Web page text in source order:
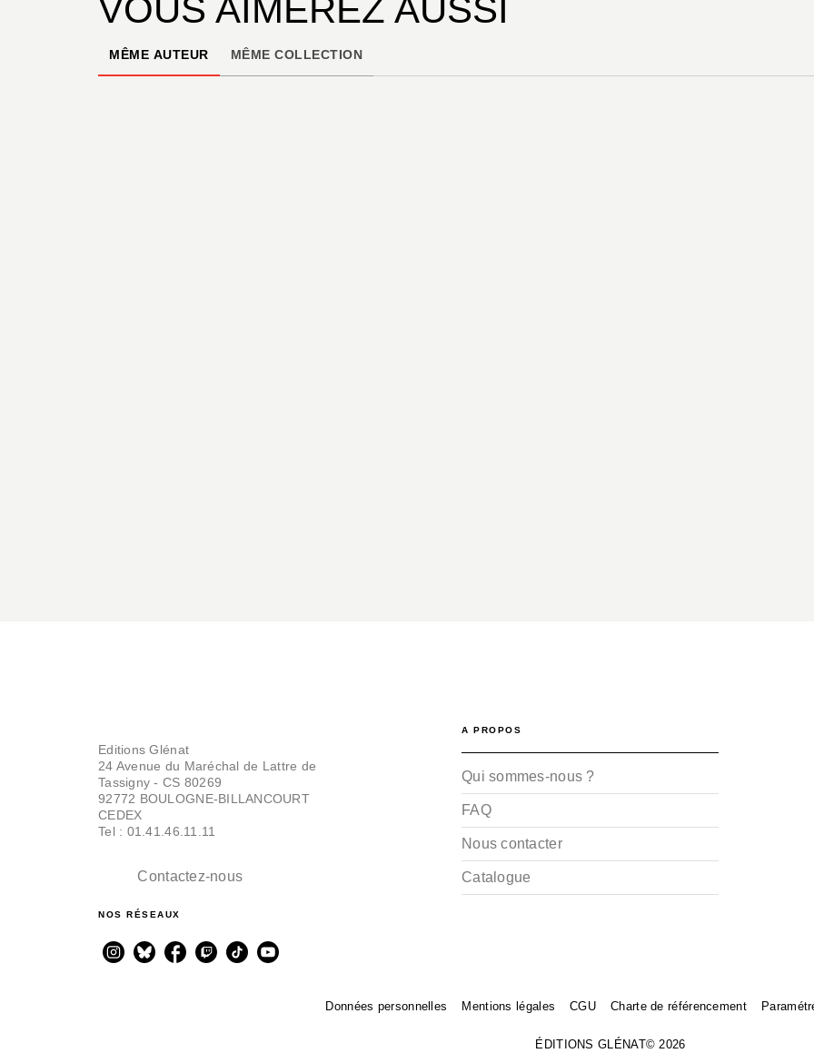
VOUS AIMEREZ AUSSI
MÊME AUTEUR MÊME COLLECTION
Editions Glénat
24 Avenue du Maréchal de Lattre de
Tassigny - CS 80269
92772 BOULOGNE-BILLANCOURT
CEDEX
Tel : 01.41.46.11.11
Contactez-nous
NOS RÉSEAUX
A PROPOS
Qui sommes-nous ?
FAQ
Nous contacter
Catalogue
Données personnelles Mentions légales CGU Charte de référencement
ÉDITIONS GLÉNAT© 2026